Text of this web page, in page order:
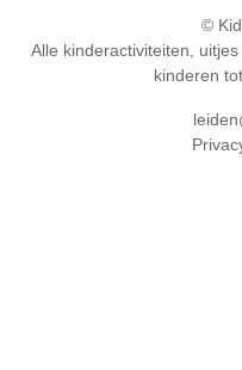
©
Alle kinderactiviteiten,
kinderen